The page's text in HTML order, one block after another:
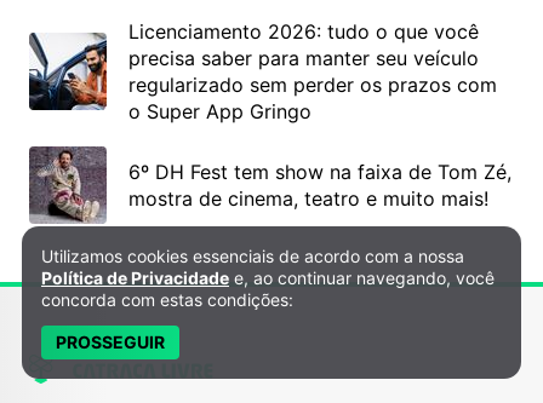
Licenciamento 2026: tudo o que você
precisa saber para manter seu veículo
regularizado sem perder os prazos com
o Super App Gringo
6º DH Fest tem show na faixa de Tom Zé,
mostra de cinema, teatro e muito mais!
Política de Privacidade e Cookies
Utilizamos cookies essenciais de acordo com a nossa
Política de Privacidade e, ao continuar navegando, você
concorda com estas condições:
PROSSEGUIR